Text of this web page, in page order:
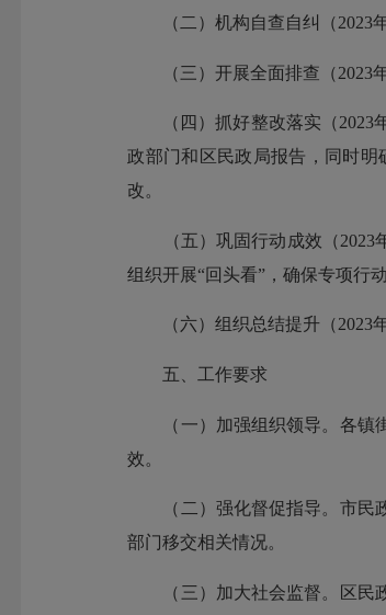
（二）机构自查自纠（2023年
（三）开展全面排查（2023年
（四）抓好整改落实（2023年
政部门和区民政局报告，同时
改。
（五）巩固行动成效（2023年
组织开展“回头看”，确保专项行
（六）组织总结提升（2023年
五、工作要求
（一）加强组织领导。各镇街
效。
（二）强化督促指导。市民政
部门移交相关情况。
（三）加大社会监督。区民政